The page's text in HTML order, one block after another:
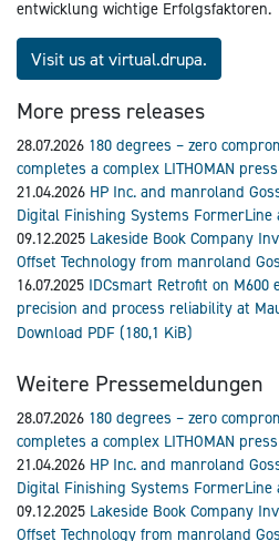
entwicklung wichtige Erfolgsfaktoren.
Visit us at virtual.drupa.
More press releases
28.07.2026 180 degrees – zero
completes a complex LITHOMAN
21.04.2026 HP Inc. and manroland
Digital Finishing Systems FormerLine
09.12.2025 Lakeside Book Company
Offset Technology from manroland
16.07.2025 IDCsmart Retrofit on M600
precision and process reliability at
Download PDF (180,1 KiB)
Weitere Pressemeldungen
28.07.2026 180 degrees – zero
completes a complex LITHOMAN
21.04.2026 HP Inc. and manroland
Digital Finishing Systems FormerLine
09.12.2025 Lakeside Book Company
Offset Technology from manroland